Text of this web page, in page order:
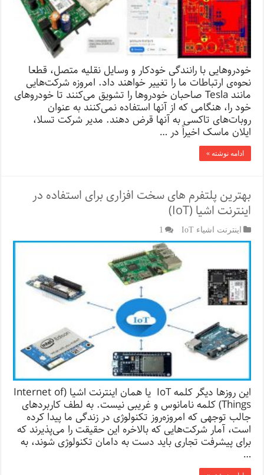
خودروهایی با رانندگی خودکار و وسایل نقلیه متصل، قطعا
نحوه‌ی ارتباطات ما را تغییر خواهند داد. امروزه شرکت‌هایی
مانند Tesla صاحبان خودروها را تشویق می‌کنند تا خودروهای
خود را، هنگامی ‌که از آنها استفاده نمی‌کنند به عنوان
روبات‌های تاکسی به آنها قرض دهند. مدیر شرکت تسلا،
ایلان ماسک اخیراً در …
ادامه نوشته »
بهترین پلتفرم های سخت افزاری برای استفاده در
اینترنت اشیا (IoT)
اینترنت اشیاء IoT 1
این روزها دیگر کلمه IoT یا همان اینترنت اشیا (Internet of
Things) کلمه نامانوس و غریبی نیست. به لطف کاربردهای
جالب توجهی که امروزه‌روز تکنولوژی در زندگی ما پیدا کرده
است، آمار شرکت‌هایی که بالاخره این حقیقت را می‌پذیرند که
برای پیشرفت تجاری باید دست به دامان تکنولوژی شوند، به
…